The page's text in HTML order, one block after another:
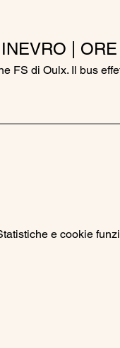
|
FS di Oulx. Il bus
e cookie